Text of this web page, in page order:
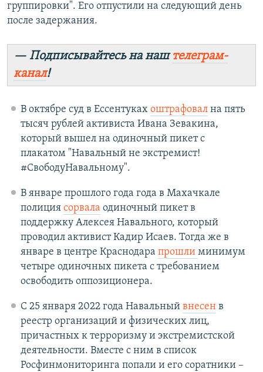
группировки". Его отпустили на следующий день
после задержания.
— Подписывайтесь на наштелеграм-
канал!
В октябре суд в Ессентуках оштрафовална пять
тысяч рублей активиста Ивана Зевакина,
который вышел на одиночный пикет с
плакатом "Навальный не экстремист!
#СвободуНавальному".
В январе прошлого года года в Махачкале
полиция сорвала одиночный пикет в
поддержку Алексея Навального, который
проводил активист Кадир Исаев. Тогда же в
январе в центре Краснодара прошли минимум
четыре одиночных пикета с требованием
освободить оппозиционера.
С 25 января 2022 года Навальный внесенв
реестр организаций и физических лиц,
причастных к терроризму и экстремистской
деятельности. Вместе с ним в список
Росфинмониторинга попали и его соратники –